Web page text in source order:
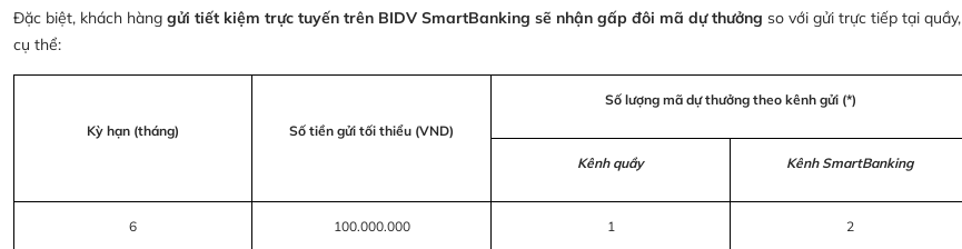
Đặc biệt, khách hàng gửi tiết kiệm trực tuyến trên BIDV SmartBanking sẽ nhận gấp đôi mã dự thưởng so với gửi trực tiếp tại quầy,
cụ thể:
Kỳ hạn (tháng) Số tiền gửi tối thiểu (VND)
Số lượng mã dự thưởng theo kênh gửi (*)
Kênh quầy Kênh SmartBanking
6 100.000.000 1 2